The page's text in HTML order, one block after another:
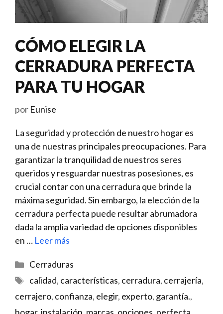
CÓMO ELEGIR LA
CERRADURA PERFECTA
PARA TU HOGAR
por Eunise
La​ seguridad y protección de nuestro hogar ⁣es
una de nuestras principales preocupaciones. Para
garantizar la tranquilidad de nuestros seres
queridos y⁢ resguardar nuestras posesiones, es⁤
crucial contar con una cerradura que brinde la
máxima seguridad. Sin embargo, la elección ⁣de la
cerradura perfecta puede resultar abrumadora
dada la amplia variedad‌ de opciones disponibles
en … Leer más
Categorías
Cerraduras
Etiquetas
calidad, características, cerradura, cerrajería,
cerrajero, confianza, elegir, experto, garantía.,